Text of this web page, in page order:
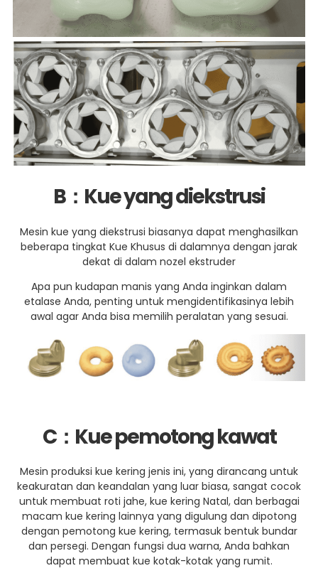
B： Kue yang diekstrusi
Mesin kue yang diekstrusi biasanya dapat menghasilkan
beberapa tingkat Kue Khusus di dalamnya dengan jarak
dekat di dalam nozel ekstruder
Apa pun kudapan manis yang Anda inginkan dalam
etalase Anda, penting untuk mengidentifikasinya lebih
awal agar Anda bisa memilih peralatan yang sesuai.
C： Kue pemotong kawat
Mesin produksi kue kering jenis ini, yang dirancang untuk
keakuratan dan keandalan yang luar biasa, sangat cocok
untuk membuat roti jahe, kue kering Natal, dan berbagai
macam kue kering lainnya yang digulung dan dipotong
dengan pemotong kue kering, termasuk bentuk bundar
dan persegi. Dengan fungsi dua warna, Anda bahkan
dapat membuat kue kotak-kotak yang rumit.